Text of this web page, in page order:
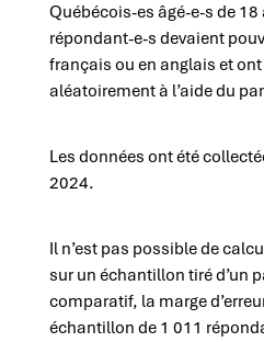
Québécois-es âgé-e-s de
répondant-e-s devaient
français ou en anglais et
aléatoirement à l’aide du
Les données ont été
2024.
Il n’est pas possible de
sur un échantillon tiré d’un
comparatif, la marge
échantillon de 1 011